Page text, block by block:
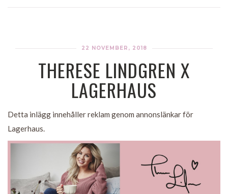
22 NOVEMBER, 2018
THERESE LINDGREN X
LAGERHAUS
Detta inlägg innehåller reklam genom annonslänkar för
Lagerhaus.